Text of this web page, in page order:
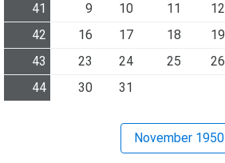
41
9 10 11 12
42
16 17 18 19
43
23 24 25 26
44
30 31
November 1950